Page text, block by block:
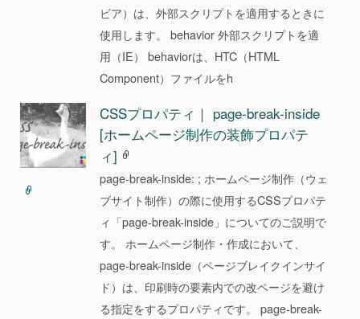
ビア）は、外部スクリプトを適用するときに
使用します。 behavior 外部スクリプトを適
用（IE） behaviorは、HTC（HTML
Component）ファイルをh
CSSプロパティ｜ page-break-inside
[ホームページ制作の装飾プロパテ
ィ]
page-break-inside: ; ホームページ制作（ウェ
ブサイト制作）の際に使用するCSSプロパテ
ィ「page-break-inside」についてのご説明で
す。 ホームページ制作・作成において、
page-break-inside（ページブレイクインサイ
ド）は、印刷時の要素内での改ページを避け
る指定をするプロパティです。 page-break-